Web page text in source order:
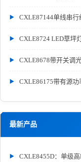
CXLE87144单线串
CXLE8724 LED草坪
CXLE8678带开关调
CXLE86175带有源
最新产品
CXLE8455D：单级